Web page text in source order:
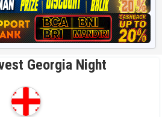
Georgia Night